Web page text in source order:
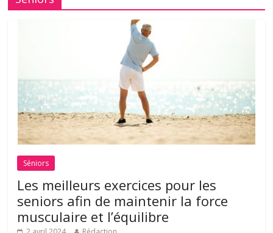
Séniors
Les meilleurs exercices pour les
seniors afin de maintenir la force
musculaire et l’équilibre